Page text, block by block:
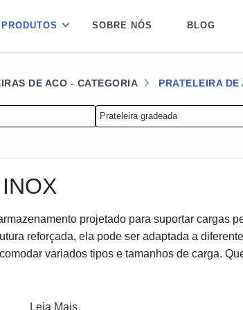
PRODUTOS SOBRE NÓS BLOG
DE ACO - CATEGORIA PRATELEIRA DE
Prateleira gradeada
projetado para suportar cargas
reforçada, ela pode ser adaptada a
variados tipos e tamanhos de carga.
Leia Mais